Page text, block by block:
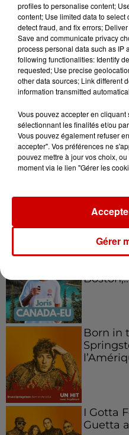
Le Duel
en jet
Podcasts
Kelly
Born in
I Gotta
Guetta
profiles to personalise content;
content; Use limited data to select
detect fraud, and fix errors;
Save and communicate privacy
process personal data such as IP
following functionalities: Identify
requested; Use precise
other data sources; Link different
information transmitted
Vous pouvez accepter en cliquant
sélectionnant les finalités et/ou
Vous pouvez également refuser
accepter". Vos préférences ne
pouvez mettre à jour vos choix,
moment via le lien "Gérer les
Gérer